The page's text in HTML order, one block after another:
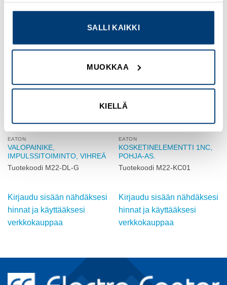
SALLI KAIKKI
MUOKKAA
KIELLÄ
TUTUSTU MYÖS
EATON
VALOPAINIKE,
IMPULSSITOIMINTO, VIHREÄ
Tuotekoodi M22-DL-G
Kirjaudu sisään nähdäksesi
hinnat ja käyttääksesi
verkkokauppaa
EATON
KOSKETINELEMENTTI 1NC,
POHJA-AS.
Tuotekoodi M22-KC01
Kirjaudu sisään nähdäksesi
hinnat ja käyttääksesi
verkkokauppaa